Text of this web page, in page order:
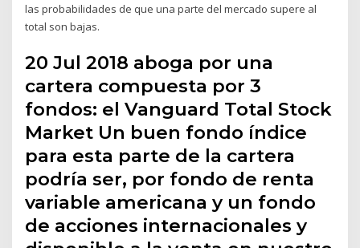
las probabilidades de que una parte del mercado supere al
total son bajas.
20 Jul 2018 aboga por una
cartera compuesta por 3
fondos: el Vanguard Total Stock
Market Un buen fondo índice
para esta parte de la cartera
podría ser, por fondo de renta
variable americana y un fondo
de acciones internacionales y